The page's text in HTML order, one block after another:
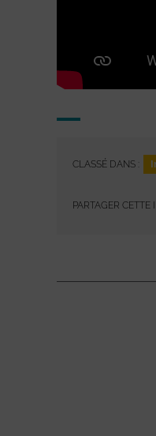
CLASSÉ DANS :
PARTAGER CETTE